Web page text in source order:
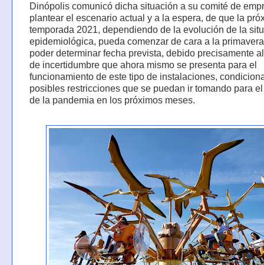
Dinópolis comunicó dicha situación a su comité de
plantear el escenario actual y a la espera, de que la
temporada 2021, dependiendo de la evolución de la
epidemiológica, pueda comenzar de cara a la
poder determinar fecha prevista, debido precisamente
de incertidumbre que ahora mismo se presenta para el
funcionamiento de este tipo de instalaciones,
posibles restricciones que se puedan ir tomando para
de la pandemia en los próximos meses.